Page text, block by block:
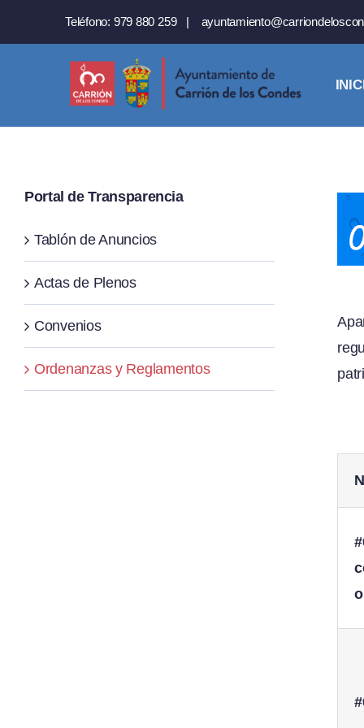
Teléfono: 979 880 259 |
Portal de Transparencia
Tablón de Anuncios
Actas de Plenos
Convenios
Ordenanzas y Reglamentos